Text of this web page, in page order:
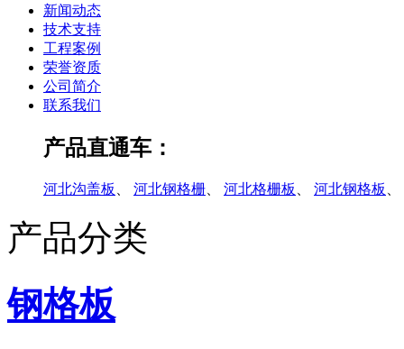
新闻动态
技术支持
工程案例
荣誉资质
公司简介
联系我们
产品直通车：
河北沟盖板 河北钢格栅 河北格栅板 河北钢格板
产品分类
钢格板